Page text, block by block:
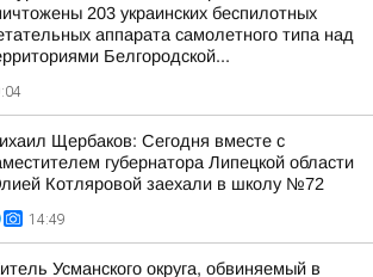
203 украинских беспилотных
аппарата самолетного типа над
Белгородской...
Щербаков: Сегодня вместе с
губернатора Липецкой области
Котляровой заехали в школу №72
14:49
Усманского округа, обвиняемый в